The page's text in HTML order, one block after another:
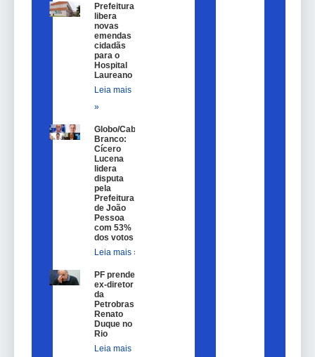
Prefeitura
libera
novas
emendas
cidadãs
para o
Hospital
Laureano
Leia mais
»
Globo/Cabo
Branco:
Cícero
Lucena
lidera
disputa
pela
Prefeitura
de João
Pessoa
com 53%
dos votos
Leia mais »
PF prende
ex-diretor
da
Petrobras
Renato
Duque no
Rio
Leia mais